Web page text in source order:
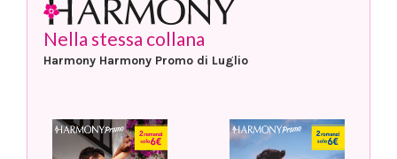
Nella stessa collana
Harmony Harmony Promo di Luglio